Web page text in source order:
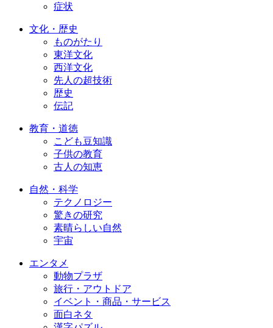
症状
文化・歴史
ものがたり
東洋文化
西洋文化
先人の超技術
歴史
伝記
教育・道徳
こども豆知識
子供の教育
古人の知恵
自然・科学
テクノロジー
驚きの研究
素晴らしい自然
宇宙
エンタメ
動物プラザ
旅行・アウトドア
イベント・商品・サービス
面白ネタ